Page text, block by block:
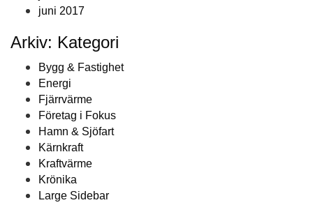
juni 2017
Arkiv: Kategori
Bygg & Fastighet
Energi
Fjärrvärme
Företag i Fokus
Hamn & Sjöfart
Kärnkraft
Kraftvärme
Krönika
Large Sidebar